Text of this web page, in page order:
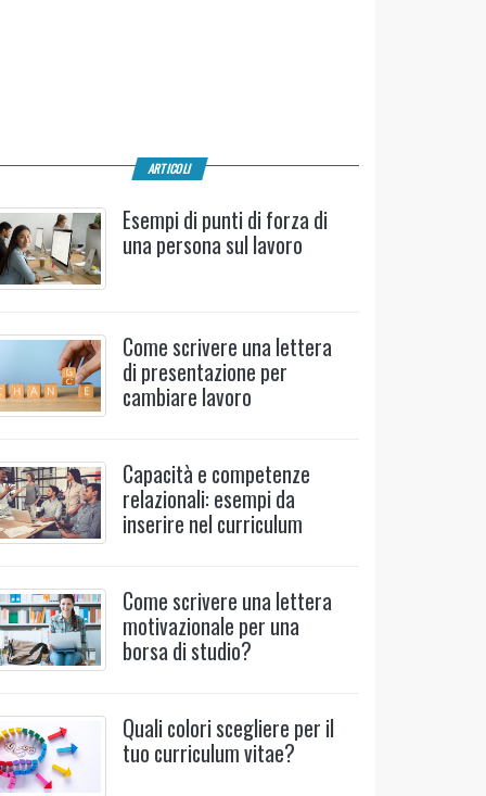
ARTICOLI
Esempi di punti di forza di
una persona sul lavoro
Come scrivere una lettera
di presentazione per
cambiare lavoro
Capacità e competenze
relazionali: esempi da
inserire nel curriculum
Come scrivere una lettera
motivazionale per una
borsa di studio?
Quali colori scegliere per il
tuo curriculum vitae?